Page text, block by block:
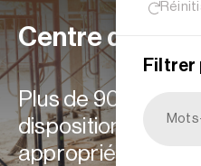
Filtrer
Centre de
Plus de 900
disposition :
appropriées à vos